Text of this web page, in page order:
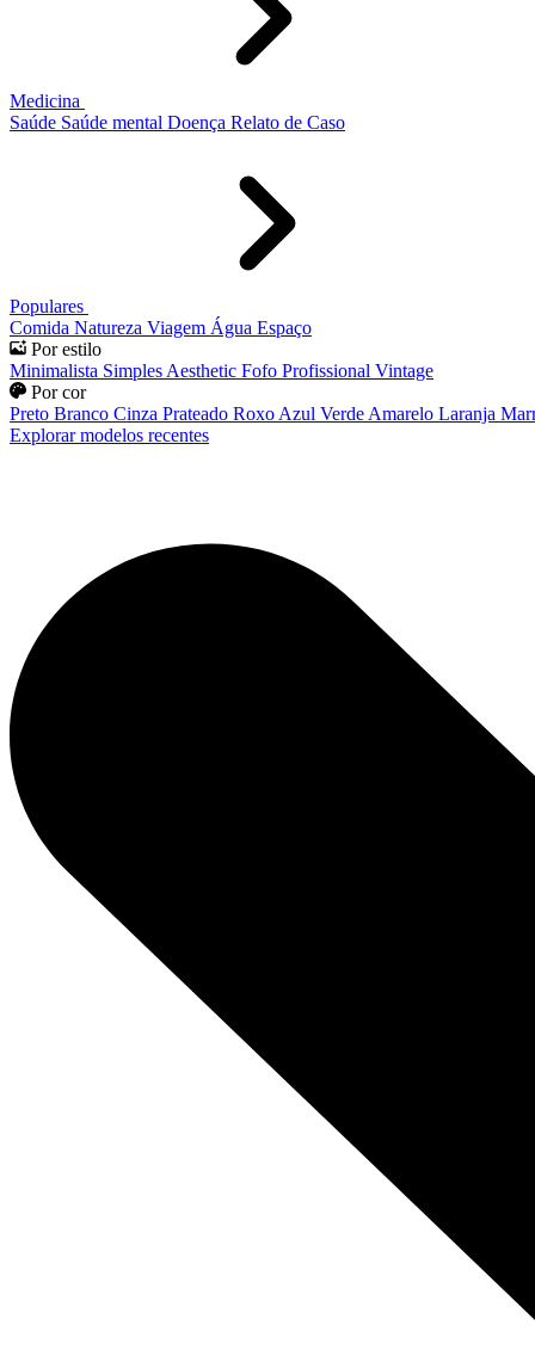
Medicina
Saúde Saúde mental Doença Relato de Caso
Populares
Comida Natureza Viagem Água Espaço
Por estilo
Minimalista Simples Aesthetic Fofo Profissional Vintage
Por cor
Preto Branco Cinza Prateado Roxo Azul Verde Amarelo Laranja
Explorar modelos recentes